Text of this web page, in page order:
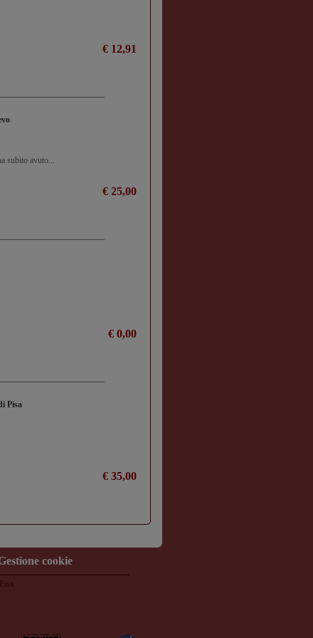
€ 12,91
subito avuto...
€ 25,00
€ 0,00
Pisa
€ 35,00
cookie